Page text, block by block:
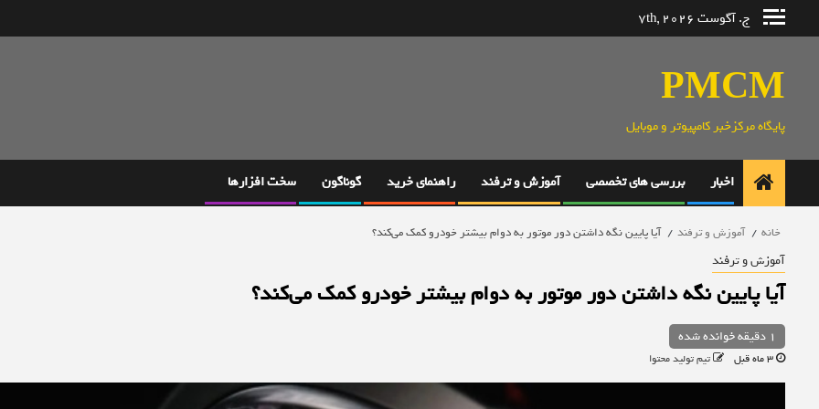
ج. آگوست 7th, 2026
PMCM
پایگاه مرکزخبر کامپیوتر و موبایل
اخبار بررسی های تخصصی آموزش و ترفند راهنمای خرید گوناگون سخت افزارها
خانه آموزش و ترفند آیا پایین نگه داشتن دور موتور به دوام بیشتر خودرو کمک می‌کند؟
آموزش و ترفند
آیا پایین نگه داشتن دور موتور به دوام بیشتر خودرو کمک می‌کند؟
1 دقیقه خوانده شده
تیم تولید محتوا